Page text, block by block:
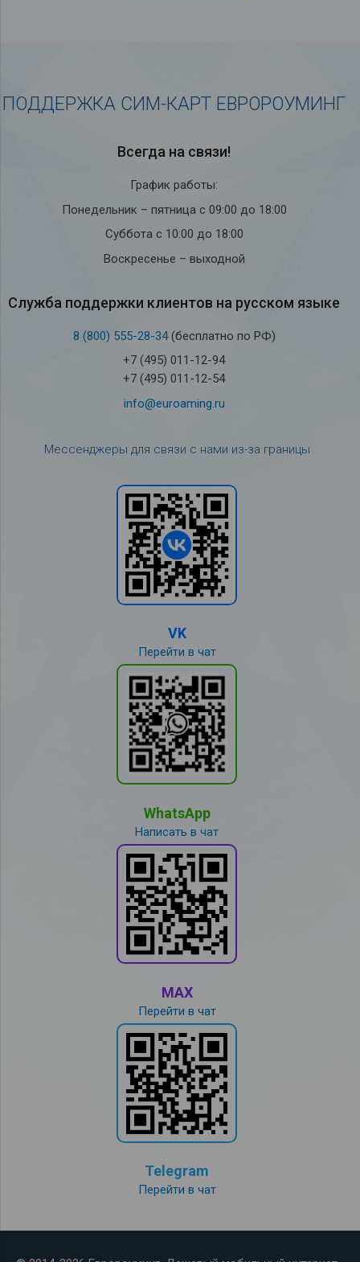
ПОДДЕРЖКА СИМ-КАРТ ЕВРОРОУМИНГ
Всегда на связи!
График работы:
Понедельник – пятница с 09:00 до 18:00
Суббота с 10:00 до 18:00
Воскресенье – выходной
Служба под­держки кли­ен­тов на рус­ском языке
8 (800) 555-28-34(бесплатно по РФ)
+7 (495) 011-12-94
+7 (495) 011-12-54
info@euroaming.ru
Мессенджеры для связи с нами из-за границы
VK
Перейти в чат
WhatsApp
Написать в чат
MAX
Перейти в чат
Telegram
Перейти в чат